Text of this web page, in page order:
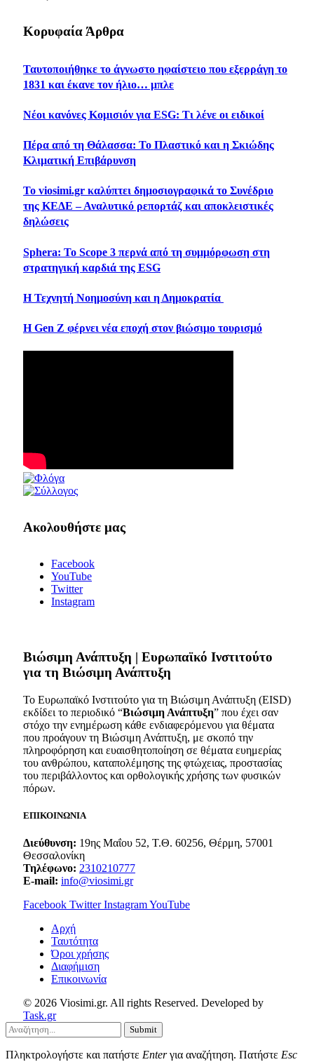
Κορυφαία Άρθρα
Ταυτοποιήθηκε το άγνωστο ηφαίστειο που εξερράγη το
1831 και έκανε τον ήλιο… μπλε
Νέοι κανόνες Κομισιόν για ESG: Τι λένε οι ειδικοί
Πέρα από τη Θάλασσα: Το Πλαστικό και η Σκιώδης
Κλιματική Επιβάρυνση
Το viosimi.gr καλύπτει δημοσιογραφικά το Συνέδριο
της ΚΕΔΕ – Αναλυτικό ρεπορτάζ και αποκλειστικές
δηλώσεις
Sphera: Το Scope 3 περνά από τη συμμόρφωση στη
στρατηγική καρδιά της ESG
Η Τεχνητή Νοημοσύνη και η Δημοκρατία
Η Gen Z φέρνει νέα εποχή στον βιώσιμο τουρισμό
Ακολουθήστε μας
Facebook
YouTube
Twitter
Instagram
Bιώσιμη Ανάπτυξη | Ευρωπαϊκό Ινστιτούτο
για τη Βιώσιμη Ανάπτυξη
Το Ευρωπαϊκό Ινστιτούτο για τη Βιώσιμη Ανάπτυξη (EISD)
εκδίδει το περιοδικό “Βιώσιμη Ανάπτυξη” που έχει σαν
στόχο την ενημέρωση κάθε ενδιαφερόμενου για θέματα
που προάγουν τη Βιώσιμη Ανάπτυξη, με σκοπό την
πληροφόρηση και ευαισθητοποίηση σε θέματα ευημερίας
του ανθρώπου, καταπολέμησης της φτώχειας, προστασίας
του περιβάλλοντος και ορθολογικής χρήσης των φυσικών
πόρων.
ΕΠΙΚΟΙΝΩΝΙΑ
Διεύθυνση: 19ης Μαΐου 52, Τ.Θ. 60256, Θέρμη, 57001
Θεσσαλονίκη
Τηλέφωνο: 2310210777
E-mail: info@viosimi.gr
Facebook Twitter InstagramYouTube
Aρχή
Ταυτότητα
Όροι χρήσης
Διαφήμιση
Επικοινωνία
© 2026 Viosimi.gr. All rights Reserved. Developed by
Task.gr
Submit
Πληκτρολογήστε και πατήστε Enterγια αναζήτηση. Πατήστε Esc